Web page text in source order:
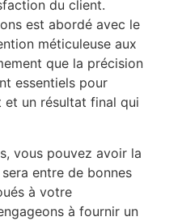
du client.
est abordé avec le
méticuleuse aux
que la précision
essentiels pour
un résultat final qui
vous pouvez avoir la
entre de bonnes
à votre
à fournir un